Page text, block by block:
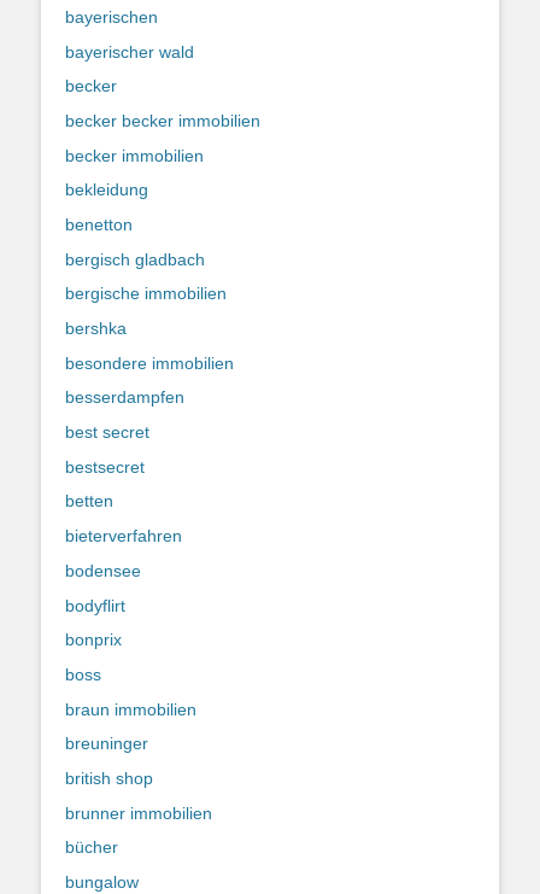
bayerischen
bayerischer wald
becker
becker becker immobilien
becker immobilien
bekleidung
benetton
bergisch gladbach
bergische immobilien
bershka
besondere immobilien
besserdampfen
best secret
bestsecret
betten
bieterverfahren
bodensee
bodyflirt
bonprix
boss
braun immobilien
breuninger
british shop
brunner immobilien
bücher
bungalow